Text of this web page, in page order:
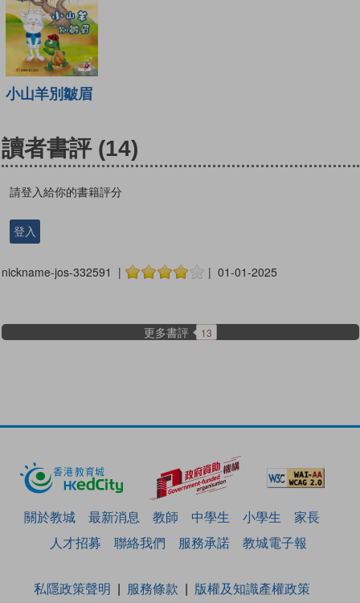
小山羊別皺眉
讀者書評 (14)
請登入給你的書籍評分
登入
nickname-jos-332591 | | 01-01-2025
更多書評 13
關於教城 最新消息 教師 中學生 小學生
家長
人才招募
聯絡我們 服務承諾 教城電子報
私隱政策聲明 服務條款
版權及知識產權政策